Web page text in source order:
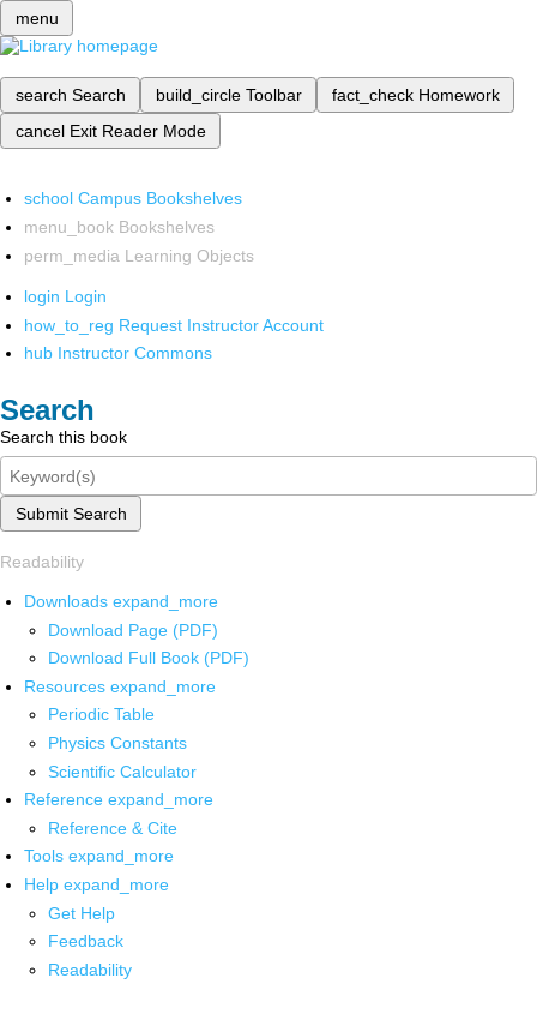
menu
search Search build_circle Toolbar fact_check Homework
cancel Exit Reader Mode
school Campus Bookshelves
menu_book Bookshelves
perm_media Learning Objects
login Login
how_to_reg Request Instructor Account
hub Instructor Commons
Search
Search this book
Submit Search
Readability
Downloads expand_more
Download Page (PDF)
Download Full Book (PDF)
Resources expand_more
Periodic Table
Physics Constants
Scientific Calculator
Reference expand_more
Reference & Cite
Tools expand_more
Help expand_more
Get Help
Feedback
Readability